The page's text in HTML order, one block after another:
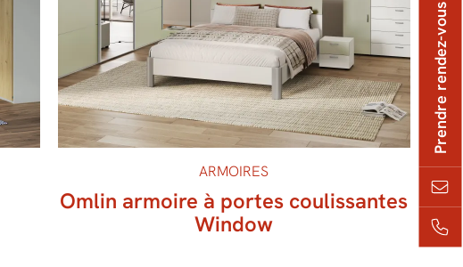
ARMOIRES
Omlin armoire à portes coulissantes
Window
Prendre rendez-vous